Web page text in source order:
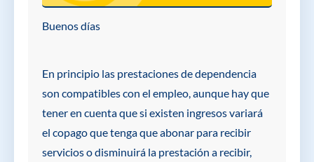
Buenos días
En principio las prestaciones de dependencia
son compatibles con el empleo, aunque hay que
tener en cuenta que si existen ingresos variará
el copago que tenga que abonar para recibir
servicios o disminuirá la prestación a recibir,